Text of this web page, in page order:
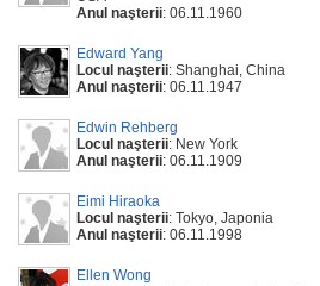
Anul naşterii: 06.11.1960
Edward Yang
Locul naşterii: Shanghai, China
Anul naşterii: 06.11.1947
Edwin Rehberg
Locul naşterii: New York
Anul naşterii: 06.11.1909
Eimi Hiraoka
Locul naşterii: Tokyo, Japonia
Anul naşterii: 06.11.1998
Ellen Wong